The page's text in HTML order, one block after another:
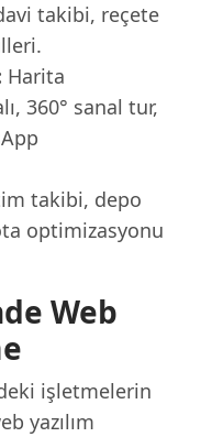
takibi, reçete
Harita
360° sanal tur,
takibi, depo
optimizasyonu
Web
işletmelerin
yazılım